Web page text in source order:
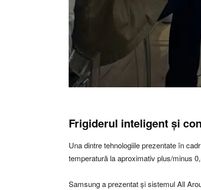
Frigiderul inteligent și
Una dintre tehnologiile prezentate în
temperatură la aproximativ plus/minus
Samsung a prezentat și sistemul All